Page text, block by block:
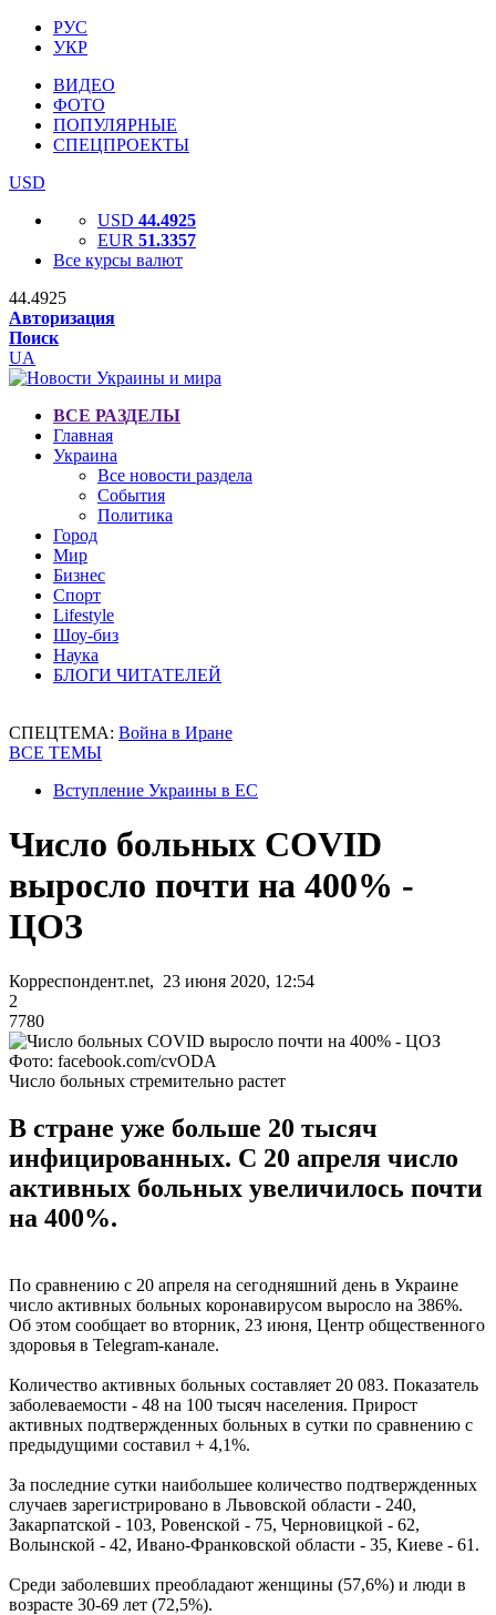
РУС
УКР
ВИДЕО
ФОТО
ПОПУЛЯРНЫЕ
СПЕЦПРОЕКТЫ
USD
USD 44.4925
EUR 51.3357
Все курсы валют
44.4925
Авторизация
Поиск
UA
ВСЕ РАЗДЕЛЫ
Главная
Украина
Все новости раздела
События
Политика
Город
Мир
Бизнес
Спорт
Lifestyle
Шоу-биз
Наука
БЛОГИ ЧИТАТЕЛЕЙ
СПЕЦТЕМА: Война в Иране
ВСЕ ТЕМЫ
Вступление Украины в ЕС
Число больных COVID
выросло почти на 400% -
ЦОЗ
Корреспондент.net, 23 июня 2020, 12:54
2
7780
Фото: facebook.com/cvODA
Число больных стремительно растет
В стране уже больше 20 тысяч
инфицированных. С 20 апреля число
активных больных увеличилось почти
на 400%.
По сравнению с 20 апреля на сегодняшний день в Украине
число активных больных коронавирусом выросло на 386%.
Об этом сообщает во вторник, 23 июня, Центр общественного
здоровья в Telegram-канале.
Количество активных больных составляет 20 083. Показатель
заболеваемости - 48 на 100 тысяч населения. Прирост
активных подтвержденных больных в сутки по сравнению с
предыдущими составил + 4,1%.
За последние сутки наибольшее количество подтвержденных
случаев зарегистрировано в Львовской области - 240,
Закарпатской - 103, Ровенской - 75, Черновицкой - 62,
Волынской - 42, Ивано-Франковской области - 35, Киеве - 61.
Среди заболевших преобладают женщины (57,6%) и люди в
возрасте 30-69 лет (72,5%).